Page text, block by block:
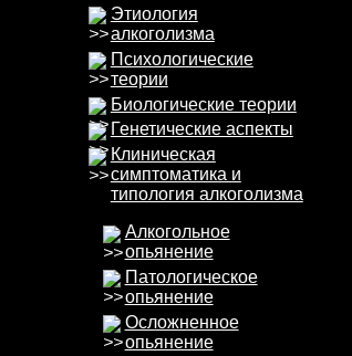
Этиология
алкоголизма
Психологические
теории
Биологические теории
Генетические аспекты
Клиническая
симптоматика и
типология алкоголизма
Алкогольное
опьянение
Патологическое
опьянение
Осложненное
опьянение